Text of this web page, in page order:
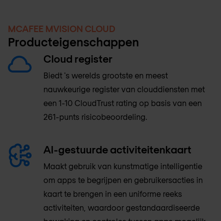
MCAFEE MVISION CLOUD
Producteigenschappen
Cloud register
Biedt 's werelds grootste en meest
nauwkeurige register van clouddiensten met
een 1-10 CloudTrust rating op basis van een
261-punts risicobeoordeling.
AI-gestuurde activiteitenkaart
Maakt gebruik van kunstmatige intelligentie
om apps te begrijpen en gebruikersacties in
kaart te brengen in een uniforme reeks
activiteiten, waardoor gestandaardiseerde